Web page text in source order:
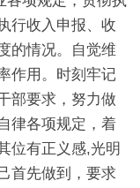
行收入申报、收
的情况。自觉维
作用。时刻牢记
部要求，努力做
律各项规定，着
位有正义感,光明
首先做到，要求